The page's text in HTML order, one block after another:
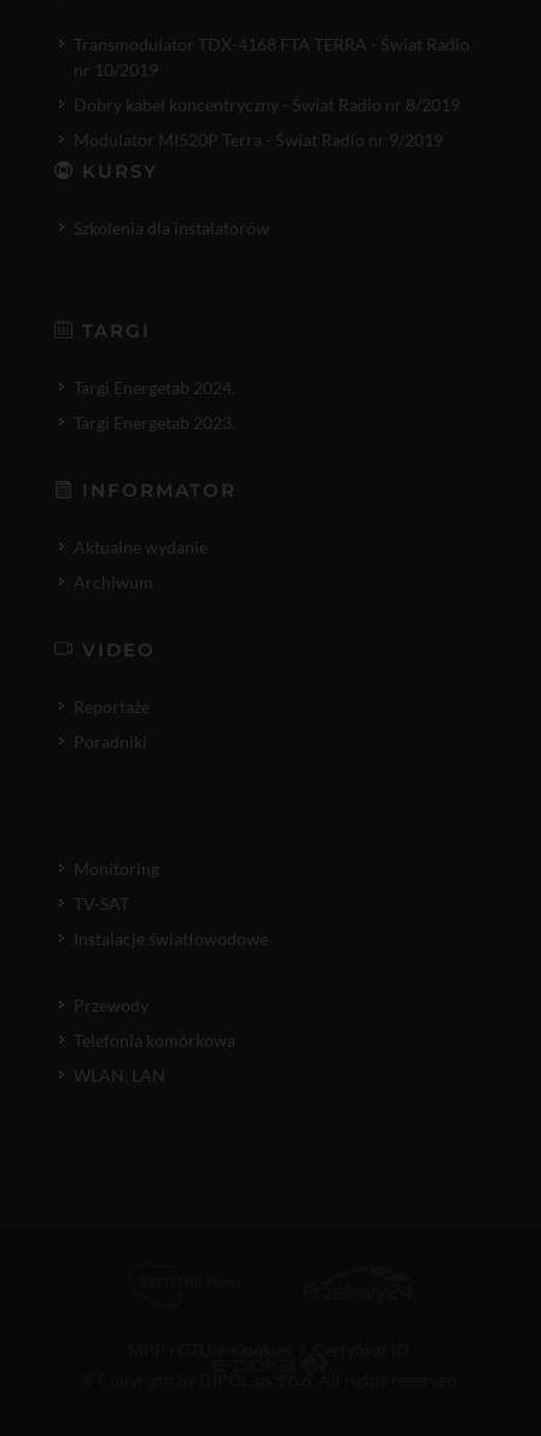
Transmodulator TDX-4168 FTA TERRA - Świat Radio
nr 10/2019
Dobry kabel koncentryczny - Świat Radio nr 8/2019
Modulator MI520P Terra - Świat Radio nr 9/2019
KURSY
Szkolenia dla instalatorów
TARGI
Targi Energetab 2024.
Targi Energetab 2023.
INFORMATOR
Aktualne wydanie
Archiwum
VIDEO
Reportaże
Poradniki
Monitoring
TV-SAT
Instalacje światłowodowe
Przewody
Telefonia komórkowa
WLAN, LAN